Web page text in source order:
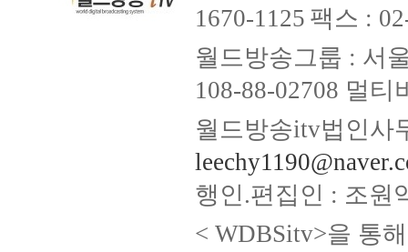
1670-1125 팩스 :
월드방송그룹 : 서
108-88-02708 멀
월드방송itv법인사
행인.편집인 : 조원
< WDBSitv>을 통